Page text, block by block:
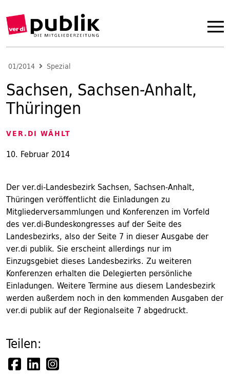
01/2014 Spezial
Sachsen, Sachsen-Anhalt,
Thüringen
VER.DI WÄHLT
10. Februar 2014
Der ver.di-Landesbezirk Sachsen, Sachsen-Anhalt,
Thüringen veröffentlicht die Einladungen zu
Mitgliederversammlungen und Konferenzen im Vorfeld
des ver.di-Bundeskongresses auf der Seite des
Landesbezirks, also der Seite 7 in dieser Ausgabe der
ver.di publik. Sie erscheint allerdings nur im
Einzugsgebiet dieses Landesbezirks. Zu weiteren
Konferenzen erhalten die Delegierten persönliche
Einladungen. Weitere Termine aus diesem Landesbezirk
werden außerdem noch in den kommenden Ausgaben der
ver.di publik auf der Regionalseite 7 abgedruckt.
Teilen: